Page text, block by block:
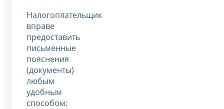
Налогоплательщик
вправе
предоставить
письменные
пояснения
(документы)
любым
удобным
способом: